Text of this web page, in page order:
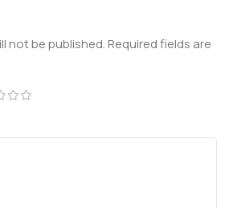
not be published.Required fields are